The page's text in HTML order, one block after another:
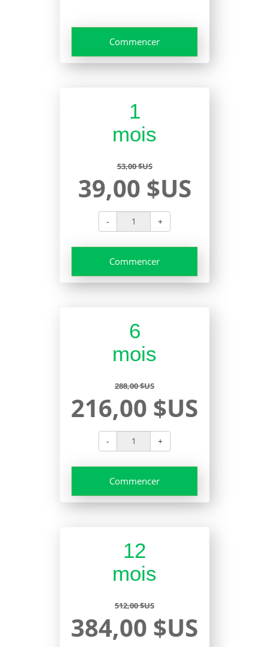
Commencer
1
mois
53,00 $US
39,00 $US
- +
Commencer
6
mois
288,00 $US
216,00 $US
- +
Commencer
12
mois
512,00 $US
384,00 $US